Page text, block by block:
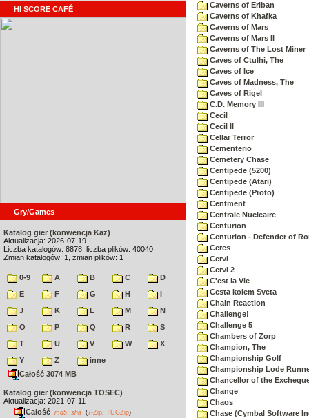
HI SCORE CAFÉ
Gry/Games
Katalog gier (konwencja Kaz)
Aktualizacja: 2026-07-19
Liczba katalogów: 8878, liczba plików: 40040
Zmian katalogów: 1, zmian plików: 1
0-9 A B C
D
E
F G H
I
J
K L M
N
O
P Q R
S
T
U V W
X
Y
Z
inne
Całość 3074 MB
Katalog gier (konwencja TOSEC)
Aktualizacja: 2021-07-11
Całość md5 sha (7-Zip TUGZip)
Caverns of Eriban
Caverns of Khafka
Caverns of Mars
Caverns of Mars II
Caverns of The Lost Miner
Caves of Ctulhi, The
Caves of Ice
Caves of Madness, The
Caves of Rigel
C.D. Memory III
Cecil
Cecil II
Cellar Terror
Cementerio
Cemetery Chase
Centipede (5200)
Centipede (Atari)
Centipede (Proto)
Centment
Centrale Nucleaire
Centurion
Centurion - Defender of
Ceres
Cervi
Cervi 2
C'est la Vie
Cesta kolem Sveta
Chain Reaction
Challenge!
Challenge 5
Chambers of Zorp
Champion, The
Championship Golf
Championship Lode
Chancellor of the
Change
Chaos
Chase (Cymbal Software